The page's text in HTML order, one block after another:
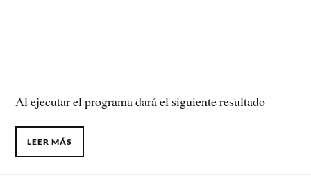
Al ejecutar el programa dará el siguiente resultado
LEER MÁS